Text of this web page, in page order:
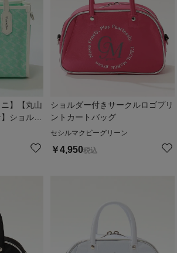
ニ】【丸山
ショルダ
ッグ
ショルダー付きサークルロゴプリ
ントカートバッグ
セシルマクビーグリーン
￥4,950税込